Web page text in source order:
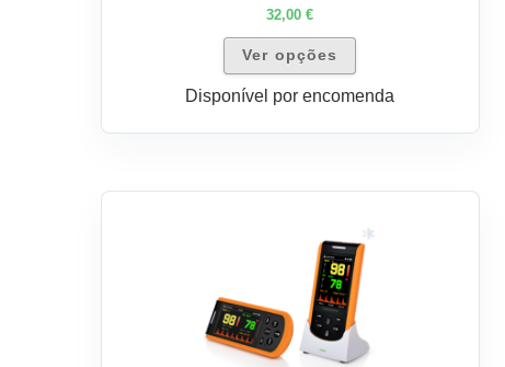
32,00€
Ver opções
page
Disponível por encomenda